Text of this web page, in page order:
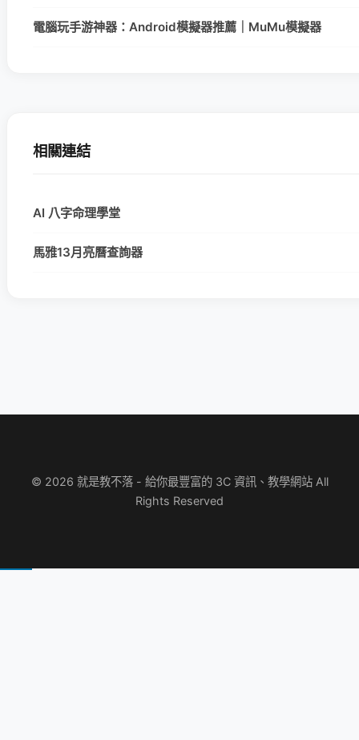
電腦玩手游神器：Android模擬器推薦｜MuMu模擬器
相關連結
AI 八字命理學堂
馬雅13月亮曆查詢器
© 2026 就是教不落 - 給你最豐富的 3C 資訊、教學網站 All
Rights Reserved